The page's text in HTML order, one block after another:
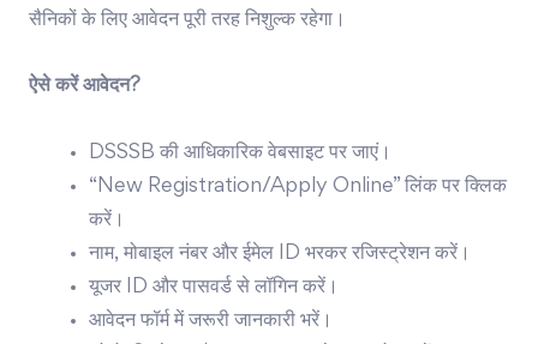
सैनिकों के लिए आवेदन पूरी तरह निशुल्क रहेगा।
ऐसे करें आवेदन?
DSSSB की आधिकारिक वेबसाइट पर जाएं।
“New Registration/Apply Online” लिंक पर क्लिक
करें।
नाम, मोबाइल नंबर और ईमेल ID भरकर रजिस्ट्रेशन करें।
यूजर ID और पासवर्ड से लॉगिन करें।
आवेदन फॉर्म में जरूरी जानकारी भरें।